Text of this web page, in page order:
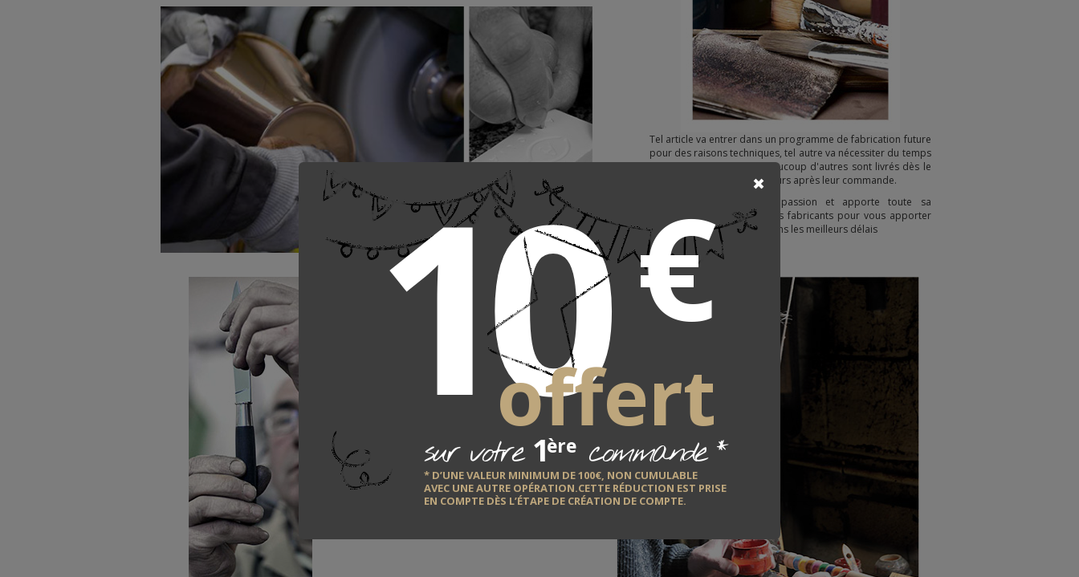
10 €
offert
sur votre1èrecommande *
* D’UNE VALEUR MINIMUM DE 100€, NON CUMULABLE
AVEC UNE AUTRE OPÉRATION.CETTE RÉDUCTION EST PRISE
EN COMPTE DÈS L’ÉTAPE DE CRÉATION DE COMPTE.
Tel article va entrer dans un programme de fabrication future
pour des raisons techniques, tel autre va nécessiter du temps
pour être produit, ... et beaucoup d'autres sont livrés dès le
lendemain ou moins de 5 jours après leur commande.
Clepsydre met toute sa passion et apporte toute sa
compétence en lien avec les fabricants pour vous apporter
les produits commandés dans les meilleurs délais
Un délai indicatif correspondant au temps de
fabrication et d'expédition est indiqué pour chaque
Si la date de réception d'un produit est déterminante
pour vous, merci de nous contacter par téléphone
Nous pourrons ainsi vous tenir informé avant votre
commande avec la meilleure précision possible du
délai prévisible de livraison en pleine liaison avec le
Toute commande passée ne pourra plus être annulée
pour de simples